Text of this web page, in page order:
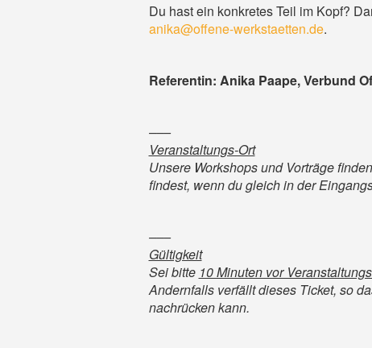
Du hast ein konkretes Teil im Kopf?
anika@offene-werkstaetten.de.
Referentin: Anika Paape, Verbund
–––
Veranstaltungs-Ort
Unsere Workshops und Vorträge find
findest, wenn du gleich in der
–––
Gültigkeit
Sei bitte 10 Minuten vor
Andernfalls verfällt dieses Ticket, so
nachrücken kann.